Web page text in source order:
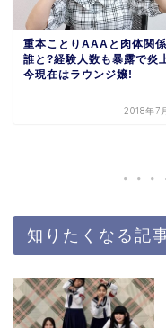
重本ことりAAAと肉体関
誰と?経験人数も暴露で炎
今現在はラウンジ嬢!
2018年7
知りたくなる記